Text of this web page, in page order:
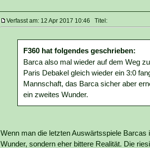
Verfasst am: 12 Apr 2017 10:46 Titel:
F360 hat folgendes geschrieben:
Barca also mal wieder auf dem Weg
Paris Debakel gleich wieder ein 3:0
Mannschaft, das Barca sicher aber
ein zweites Wunder.
Wenn man die letzten Auswärtsspiele
Wunder, sondern eher bittere Realität. Die